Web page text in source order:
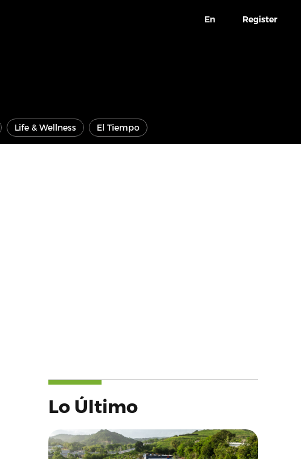
En Register
Life & Wellness El Tiempo
Lo Último